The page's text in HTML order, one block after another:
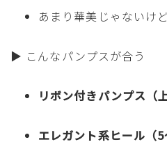
あまり華美じゃないけ
▶ こんなパンプスが合う
リボン付きパンプス（
エレガント系ヒール（5